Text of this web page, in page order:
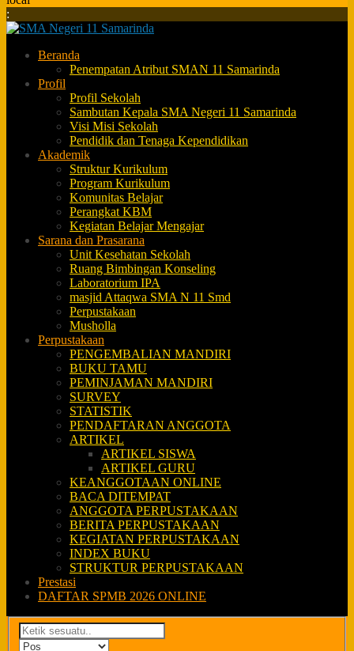
:
Beranda
Penempatan Atribut SMAN 11 Samarinda
Profil
Profil Sekolah
Sambutan Kepala SMA Negeri 11 Samarinda
Visi Misi Sekolah
Pendidik dan Tenaga Kependidikan
Akademik
Struktur Kurikulum
Program Kurikulum
Komunitas Belajar
Perangkat KBM
Kegiatan Belajar Mengajar
Sarana dan Prasarana
Unit Kesehatan Sekolah
Ruang Bimbingan Konseling
Laboratorium IPA
masjid Attaqwa SMA N 11 Smd
Perpustakaan
Musholla
Perpustakaan
PENGEMBALIAN MANDIRI
BUKU TAMU
PEMINJAMAN MANDIRI
SURVEY
STATISTIK
PENDAFTARAN ANGGOTA
ARTIKEL
ARTIKEL SISWA
ARTIKEL GURU
KEANGGOTAAN ONLINE
BACA DITEMPAT
ANGGOTA PERPUSTAKAAN
BERITA PERPUSTAKAAN
KEGIATAN PERPUSTAKAAN
INDEX BUKU
STRUKTUR PERPUSTAKAAN
Prestasi
DAFTAR SPMB 2026 ONLINE